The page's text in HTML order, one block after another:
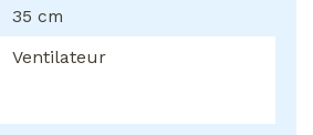
35 cm
Ventilateur